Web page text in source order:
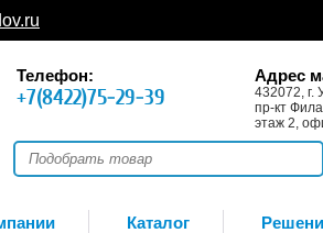
Телефон:
+7(8422)75-29-39
Адрес
432072, г.
пр-кт
этаж 2,
Каталог